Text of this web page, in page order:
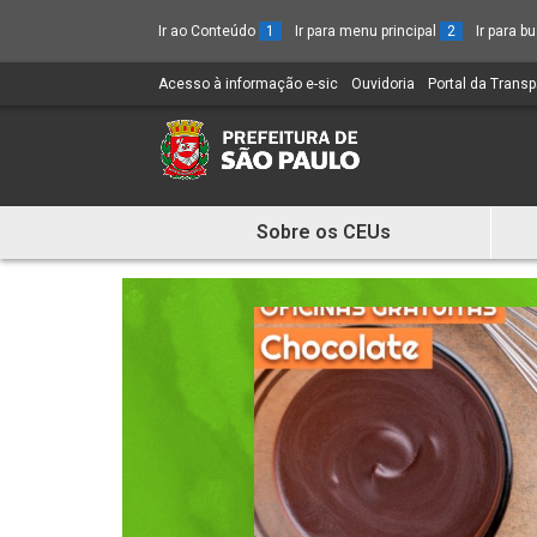
Ir ao Conteúdo 1 Ir para menu principal 2 Ir para
Acesso à informação e-sic (Link
um
novo
Ouvidoria (Link
Portal da
e
Sobre os CEUs